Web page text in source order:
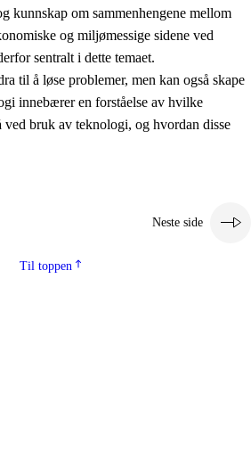
temaer
livsmestring
medborgerskap
kunnskap om sammenhengene mellom
og miljømessige sidene ved
sentralt i dette temaet.
til å løse problemer, men kan også skape
innebærer en forståelse av hvilke
ved bruk av teknologi, og hvordan disse
Neste side
Til toppen